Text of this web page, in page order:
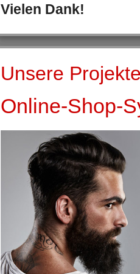
Vielen Dank!
Unsere
Online-Shop-